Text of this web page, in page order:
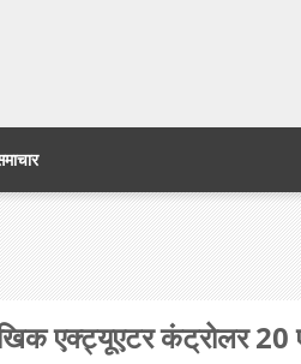
एक्ट्यूएटर कंट्रोलर